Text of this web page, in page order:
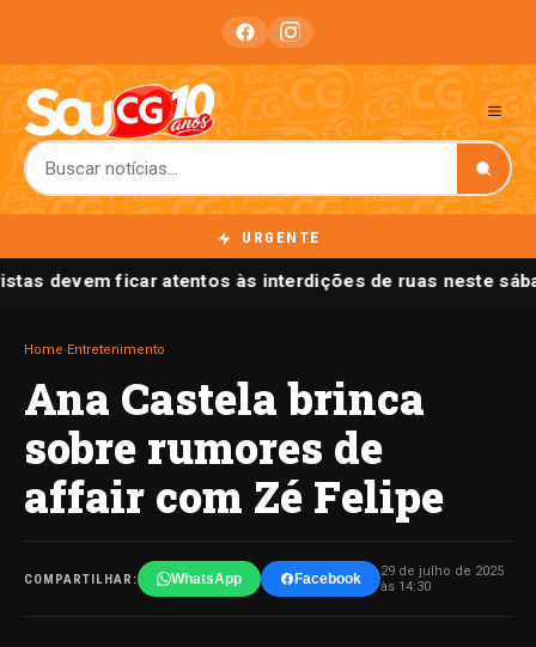
URGENTE
devem ficar atentos às interdições de ruas neste
Home Entretenimento
Ana Castela brinca
sobre rumores de
affair com Zé Felipe
COMPARTILHAR: WhatsApp Facebook
29 de julho de 2025
às 14:30